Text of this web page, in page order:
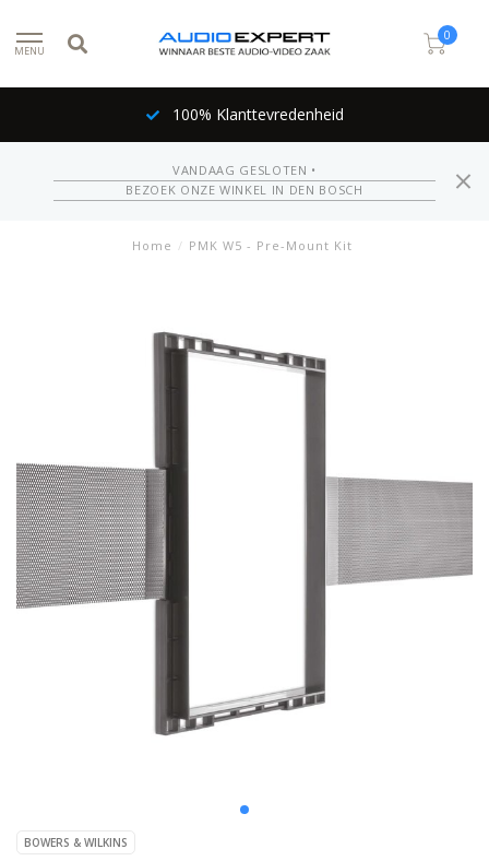
MENU
0
100% Klanttevredenheid
VANDAAG GESLOTEN •
BEZOEK ONZE WINKEL IN DEN BOSCH
Home / PMK W5 - Pre-Mount Kit
BOWERS & WILKINS